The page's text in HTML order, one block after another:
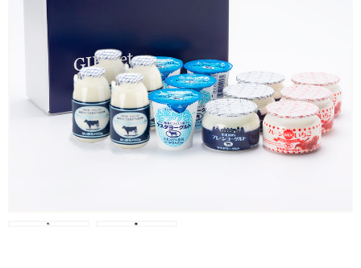
ドリンクヨーグルト